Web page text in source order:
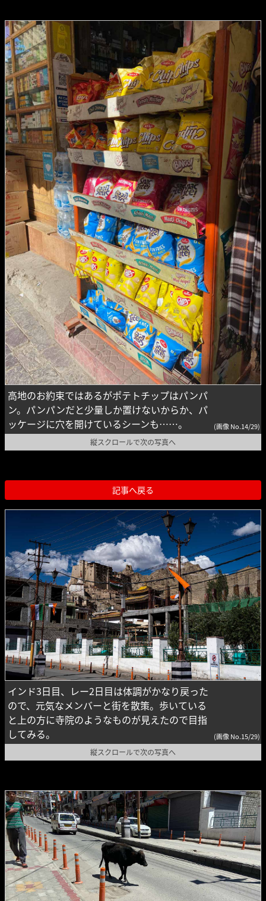
高地のお約束ではあるがポテトチップはパンパ
ン。パンパンだと少量しか置けないからか、パ
ッケージに穴を開けているシーンも……。
(画像 No.14/29)
縦スクロールで次の写真へ
記事へ戻る
インド3日目、レー2日目は体調がかなり戻った
ので、元気なメンバーと街を散策。歩いている
と上の方に寺院のようなものが見えたので目指
してみる。
(画像 No.15/29)
縦スクロールで次の写真へ